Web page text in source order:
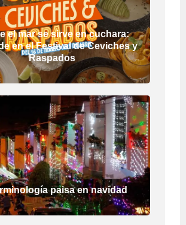
el mar se sirve en cuchara:
en el Festival de Ceviches y
Raspados
paisa en navidad